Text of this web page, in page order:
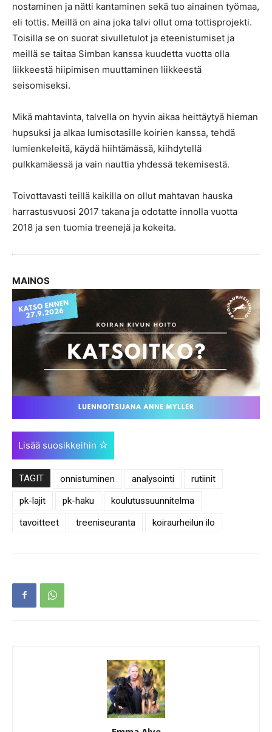
nostaminen ja nätti kantaminen sekä tuo ainainen työmaa,
eli tottis. Meillä on aina joka talvi ollut oma tottisprojekti.
Toisilla se on suorat sivulletulot ja eteenistumiset ja
meillä se taitaa Simban kanssa kuudetta vuotta olla
liikkeestä hiipimisen muuttaminen liikkeestä
seisomiseksi.
Mikä mahtavinta, talvella on hyvin aikaa heittäytyä hieman
hupsuksi ja alkaa lumisotasille koirien kanssa, tehdä
lumienkeleitä, käydä hiihtämässä, kiihdytellä
pulkkamäessä ja vain nauttia yhdessä tekemisestä.
Toivottavasti teillä kaikilla on ollut mahtavan hauska
harrastusvuosi 2017 takana ja odotatte innolla vuotta
2018 ja sen tuomia treenejä ja kokeita.
MAINOS
Lisää suosikkeihin
TAGIT onnistuminen analysointi
rutiinit
pk-lajit
pk-haku
koulutussuunnitelma
tavoitteet
treeniseuranta koiraurheilun ilo